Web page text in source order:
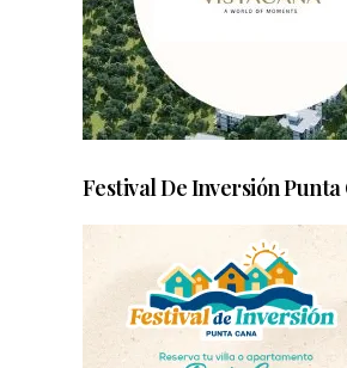
Festival De Inversión Punta